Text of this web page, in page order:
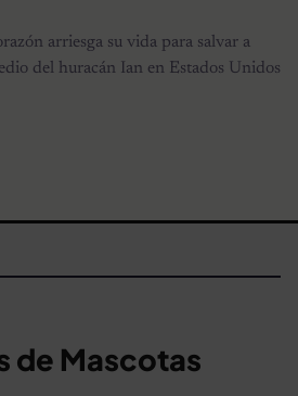
arriesga su vida para salvar a
del huracán Ian en Estados Unidos
de Mascotas